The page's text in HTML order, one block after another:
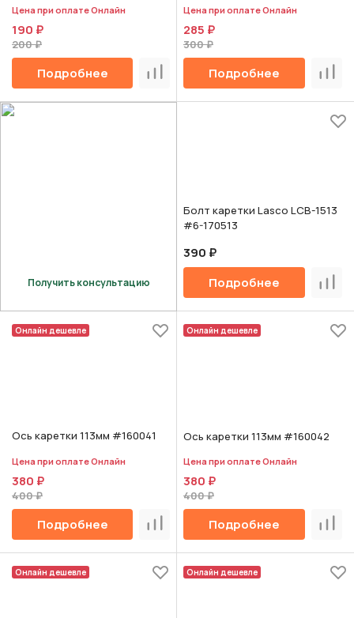
Цена при оплате Онлайн
190 ₽
200 ₽
Подробнее Сравнить
Цена при оплате Онлайн
285 ₽
300 ₽
Подробнее
Получить консультацию
Болт каретки Lasco LCB-1513
#6-170513
390 ₽
Подробнее
Онлайн дешевле
Ось каретки 113мм #160041
Цена при оплате Онлайн
380 ₽
400 ₽
Подробнее Сравнить
Онлайн дешевле
Ось каретки 113мм #160042
Цена при оплате Онлайн
380 ₽
400 ₽
Подробнее
Онлайн дешевле Онлайн дешевле